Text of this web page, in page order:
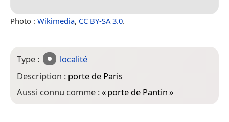
Photo : Wikimedia, CC BY-SA 3.0.
Type :
localité
Description : porte de Paris
Aussi connu comme :«porte de Pantin»